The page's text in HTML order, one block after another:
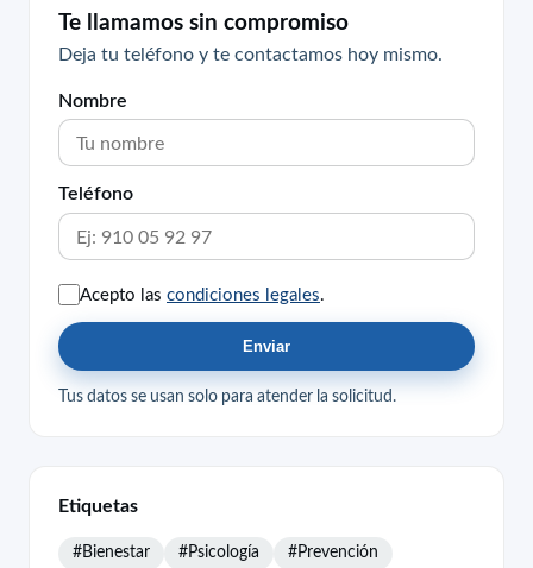
Te llamamos sin compromiso
Deja tu teléfono y te contactamos hoy mismo.
Nombre
Teléfono
Acepto las condiciones legales
Enviar
Tus datos se usan solo para atender la solicitud.
Etiquetas
#Bienestar #Psicología #Prevención